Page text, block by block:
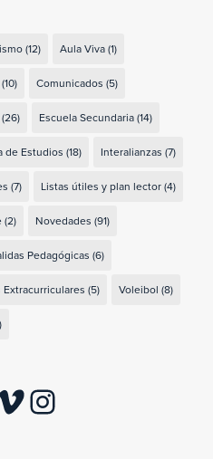
(12) Aula Viva(1)
(10) Comunicados (5)
(26) Escuela Secundaria(14)
de Estudios (18) Interalianzas (7)
(7) Listas útiles y plan lector(4)
(2) Novedades (91)
Pedagógicas (6)
Extracurriculares (5) Voleibol (8)
Instagram